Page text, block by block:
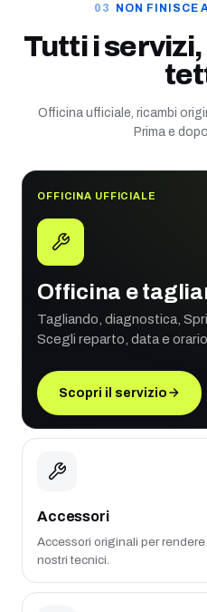
NON FINISCE
Tutti i
Officina ufficiale, ricambi
Prima e
OFFICINA UFFICIALE
Officina e
Tagliando, diagnostica,
Scegli reparto, data e
Scopri il servizio
Accessori
Accessori originali per
nostri tecnici.